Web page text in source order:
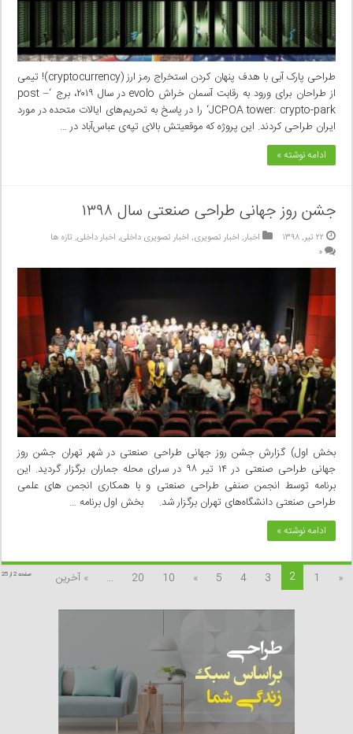
طراحی پارک آبی با هدف پنهان کردن استخراج رمز ارز (cryptocurrency)! تیمی
از طراحان برای ورود به رقابت آسمان خراش evolo در سال ۲۰۱۹، برج ‘post –
JCPOA tower: crypto-park‘ را در پاسخ به تحریم‌های ایالات متحده در مورد
ایران طراحی کردند. این پروژه که موقعیتش بالای تپه‌ی عباس‌آباد در …
ادامه نوشته »
جشن روز جهانی طراحی صنعتی سال ۱۳۹۸
۲۲ تیر, ۱۳۹۸ اخبار, اخبار تصویری, اخبار تصویری داخلی, اخبار داخلی, تازه ها
۰
بخش اول) گزارش جشن روز جهانی طراحی صنعتی در شهر تهران جشن روز
جهانی طراحی صنعتی در ۱۴ تیر ۹۸ در سرای محله جماران برگزار گردید. این
برنامه توسط انجمن صنفی طراحی صنعتی و با همکاری انجمن های علمی
طراحی صنعتی دانشگاه‌های تهران برگزار شد. بخش اول برنامه …
ادامه نوشته »
صفحه 2 از 25 «
1
2
3
4
5
»
10
20
... » آخرین